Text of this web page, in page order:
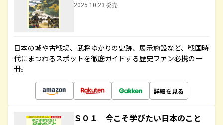
2025.10.23 発売
日本の城や古戦場、武将ゆかりの史跡、展示施設など、戦国時
代にまつわるスポットを徹底ガイドする歴史ファン必携の一
冊。
詳細を見る
Ｓ０１ 今こそ学びたい日本のこと